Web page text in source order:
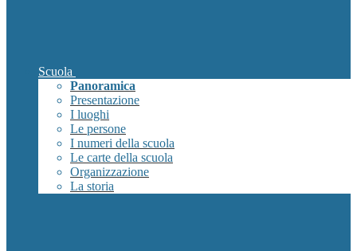
Scuola
Panoramica
Presentazione
I luoghi
Le persone
I numeri della scuola
Le carte della scuola
Organizzazione
La storia